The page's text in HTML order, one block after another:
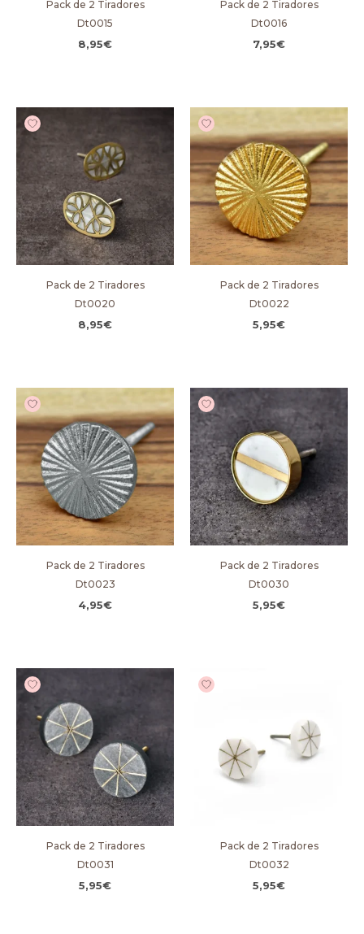
Pack de 2 Tiradores
Dt0015
8,95€
Pack de 2 Tiradores
Dt0016
7,95€
Pack de 2 Tiradores
Dt0020
8,95€
Pack de 2 Tiradores
Dt0022
5,95€
Pack de 2 Tiradores
Dt0023
4,95€
Pack de 2 Tiradores
Dt0030
5,95€
Pack de 2 Tiradores
Dt0031
5,95€
Pack de 2 Tiradores
Dt0032
5,95€